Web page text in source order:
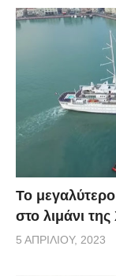
Το
στο λιμάνι της
5 ΑΠΡΙΛΊΟΥ, 2023